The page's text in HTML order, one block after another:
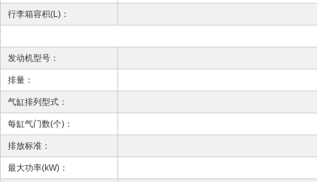
行李箱容积(L)：
发动机型号：
排量：
气缸排列型式：
每缸气门数(个)：
排放标准：
最大功率(kW)：